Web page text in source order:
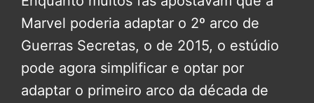
Marvel poderia adaptar o 2º arco de
Guerras Secretas, o de 2015, o estúdio
pode agora simplificar e optar por
adaptar o primeiro arco da década de